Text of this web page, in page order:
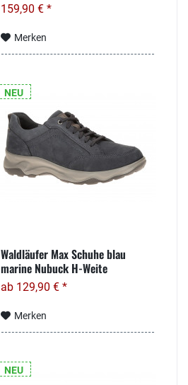
159,90 € *
Merken
NEU
Waldläufer Max Schuhe blau
marine Nubuck H-Weite
ab 129,90 € *
Merken
NEU